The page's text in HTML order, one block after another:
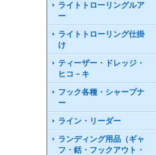
ライトトローリングルア
ー
ライトトローリング仕掛
け
ティーザー・ドレッジ・
ヒコ－キ
フック各種・シャープナ
ー
ライン・リーダー
ランディング用品（ギャ
フ・銛・フックアウト・